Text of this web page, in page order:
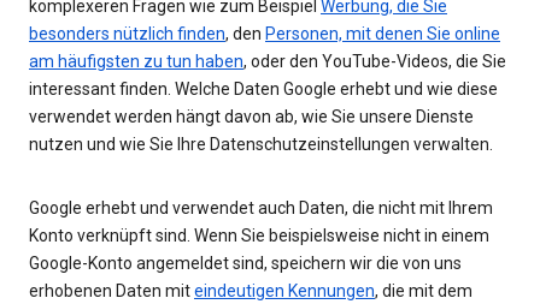
komplexeren Fragen wie zum Beispiel Werbung, die Sie
besonders nützlich finden, den Personen, mit denen Sie online
am häufigsten zu tun haben, oder den YouTube-Videos, die Sie
interessant finden. Welche Daten Google erhebt und wie diese
verwendet werden hängt davon ab, wie Sie unsere Dienste
nutzen und wie Sie Ihre Datenschutzeinstellungen verwalten.
Google erhebt und verwendet auch Daten, die nicht mit Ihrem
Konto verknüpft sind. Wenn Sie beispielsweise nicht in einem
Google-Konto angemeldet sind, speichern wir die von uns
erhobenen Daten miteindeutigen Kennungen, die mit dem